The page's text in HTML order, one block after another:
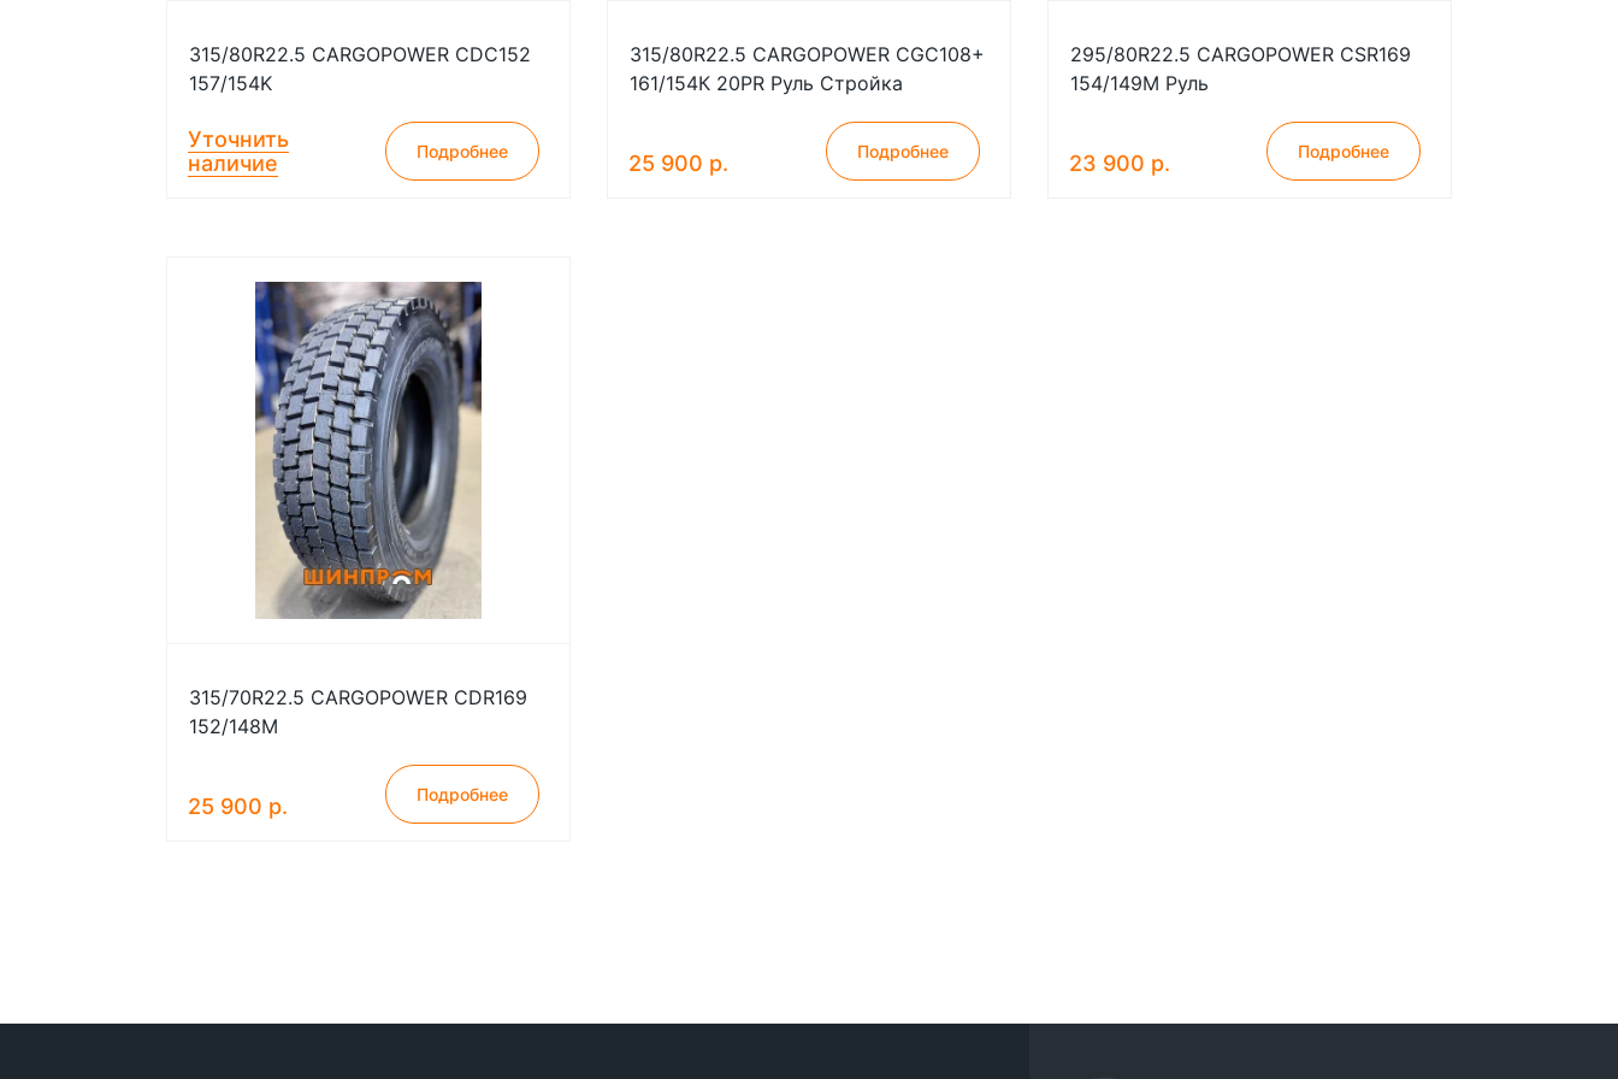
315/80R22.5 CARGOPOWER CDC152
157/154K
Уточнить
наличие
Подробнее
315/80R22.5 CARGOPOWER CGC108+
161/154К 20PR Руль Стройка
25 900 р. Подробнее
295/80R22.5 CARGOPOWER CSR169
154/149M Руль
23 900 р. Подробнее
315/70R22.5 CARGOPOWER CDR169
152/148M
25 900 р. Подробнее